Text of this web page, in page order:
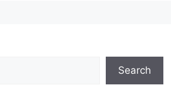
Search